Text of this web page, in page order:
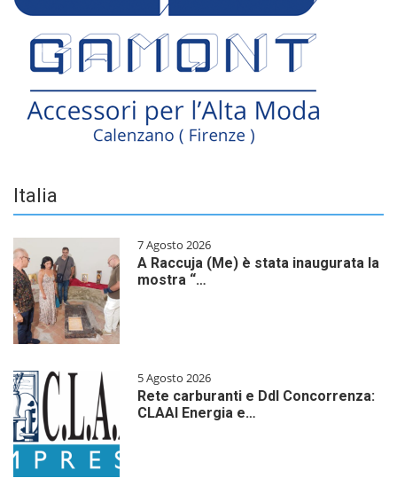
Italia
7 Agosto 2026
A Raccuja (Me) è stata inaugurata la
mostra “…
5 Agosto 2026
Rete carburanti e Ddl Concorrenza:
CLAAI Energia e…